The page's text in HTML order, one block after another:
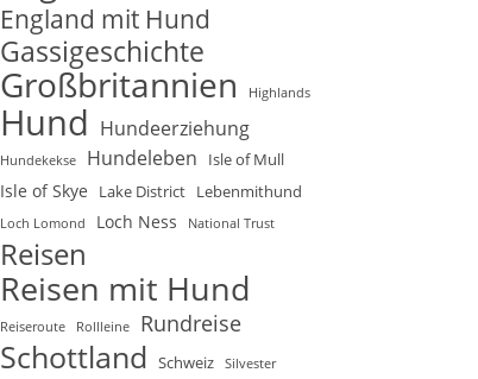
England mit Hund
Gassigeschichte
Großbritannien Highlands
Hund Hundeerziehung
Hundekekse Hundeleben Isle of Mull
Isle of Skye Lake District Lebenmithund
Loch Lomond Loch Ness National Trust
Reisen
Reisen mit Hund
Reiseroute Rollleine Rundreise
Schottland Schweiz Silvester